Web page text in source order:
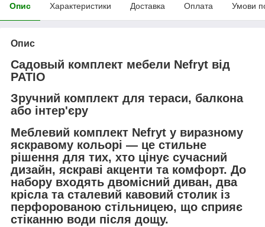
Опис Характеристики Доставка Оплата Умови
Опис
Садовый комплект мебели Nefryt від
PATIO
Зручний комплект для тераси, балкона
або інтер'єру
Меблевий комплект Nefryt у виразному
яскравому кольорі — це стильне
рішення для тих, хто цінує сучасний
дизайн, яскраві акценти та комфорт. До
набору входять двомісний диван, два
крісла та сталевий кавовий столик із
перфорованою стільницею, що сприяє
стіканню води після дощу.